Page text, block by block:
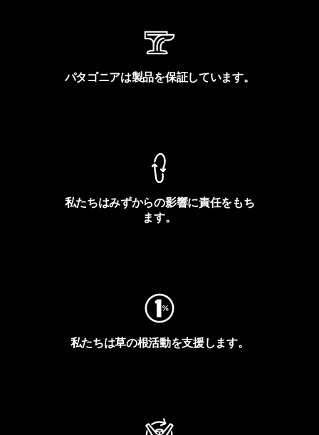
パタゴニアは製品を保証しています。
私たちはみずからの影響に責任をもち
ます。
私たちは草の根活動を支援します。